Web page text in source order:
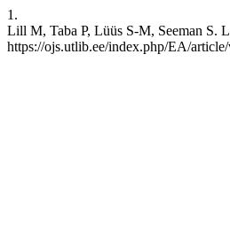
1.
Lill M, Taba P, Lüüs S-M, Seeman S.
https://ojs.utlib.ee/index.php/EA/